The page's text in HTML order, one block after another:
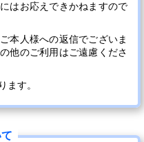
はお応えできかねますので
本人様への返信でございま
他のご利用はご遠慮くださ
ます。